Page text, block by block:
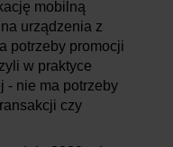
mobilną
urządzenia z
potrzeby promocji
w praktyce
- nie ma potrzeby
czy